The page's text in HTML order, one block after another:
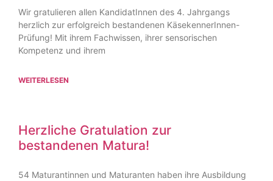
Wir gratu­lieren allen Kandi­da­tInnen des 4. Jahrgangs
herzlich zur erfolg­reich bestan­denen Käseken­­ne­rInnen-
Prüfung! Mit ihrem Fachwissen, ihrer senso­ri­schen
Kompetenz und ihrem
WEITERLESEN
Herzliche Gratulation zur
bestandenen Matura!
54 Maturan­tinnen und Maturanten haben ihre Ausbildung